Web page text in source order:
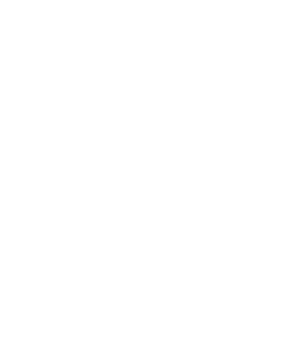
từ 450,000₫ đến 650,000₫
60,000₫ đến 240,000₫